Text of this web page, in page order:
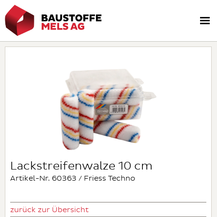
Lackstreifenwalze 10 cm
Artikel-Nr. 60363 / Friess Techno
zurück zur Übersicht